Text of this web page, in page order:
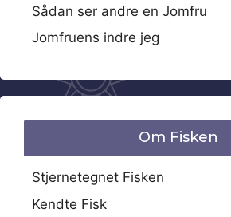
Sådan ser andre en Jomfru
Jomfruens indre jeg
Om Fisken
Stjernetegnet Fisken
Kendte Fisk